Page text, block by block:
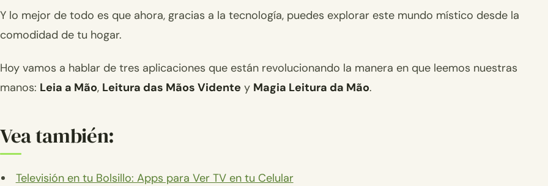
Y lo mejor de todo es que ahora, gracias a la tecnología, puedes explorar este mundo místico desde la
comodidad de tu hogar.
Hoy vamos a hablar de tres aplicaciones que están revolucionando la manera en que leemos nuestras
manos: Leia a Mão, Leitura das Mãos Vidente y Magia Leitura da Mão.
Vea también:
Televisión en tu Bolsillo: Apps para Ver TV en tu Celular